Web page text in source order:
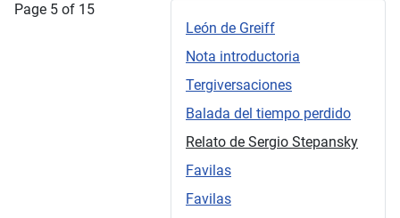
León de Greiff
Nota introductoria
Tergiversaciones
Balada del tiempo perdido
Relato de Sergio Stepansky
Favilas
Favilas
Page 5 of 15